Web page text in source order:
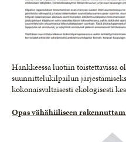
Hankkeessa luotiin toistettavissa
suunnittelukilpailun
kokonaisvaltaisesti ekologisesti
Opas vähähiiliseen